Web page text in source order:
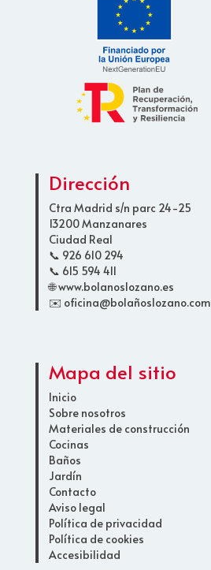
Dirección
Ctra Madrid s/n parc 24-25
13200 Manzanares
Ciudad Real
📞 926 610 294
📞 615 594 411
🌐 www.bolanoslozano.es
✉️ oficina@bolañoslozano.com
Mapa del sitio
Inicio
Sobre nosotros
Materiales de construcción
Cocinas
Baños
Jardín
Contacto
Aviso legal
Política de privacidad
Política de cookies
Accesibilidad